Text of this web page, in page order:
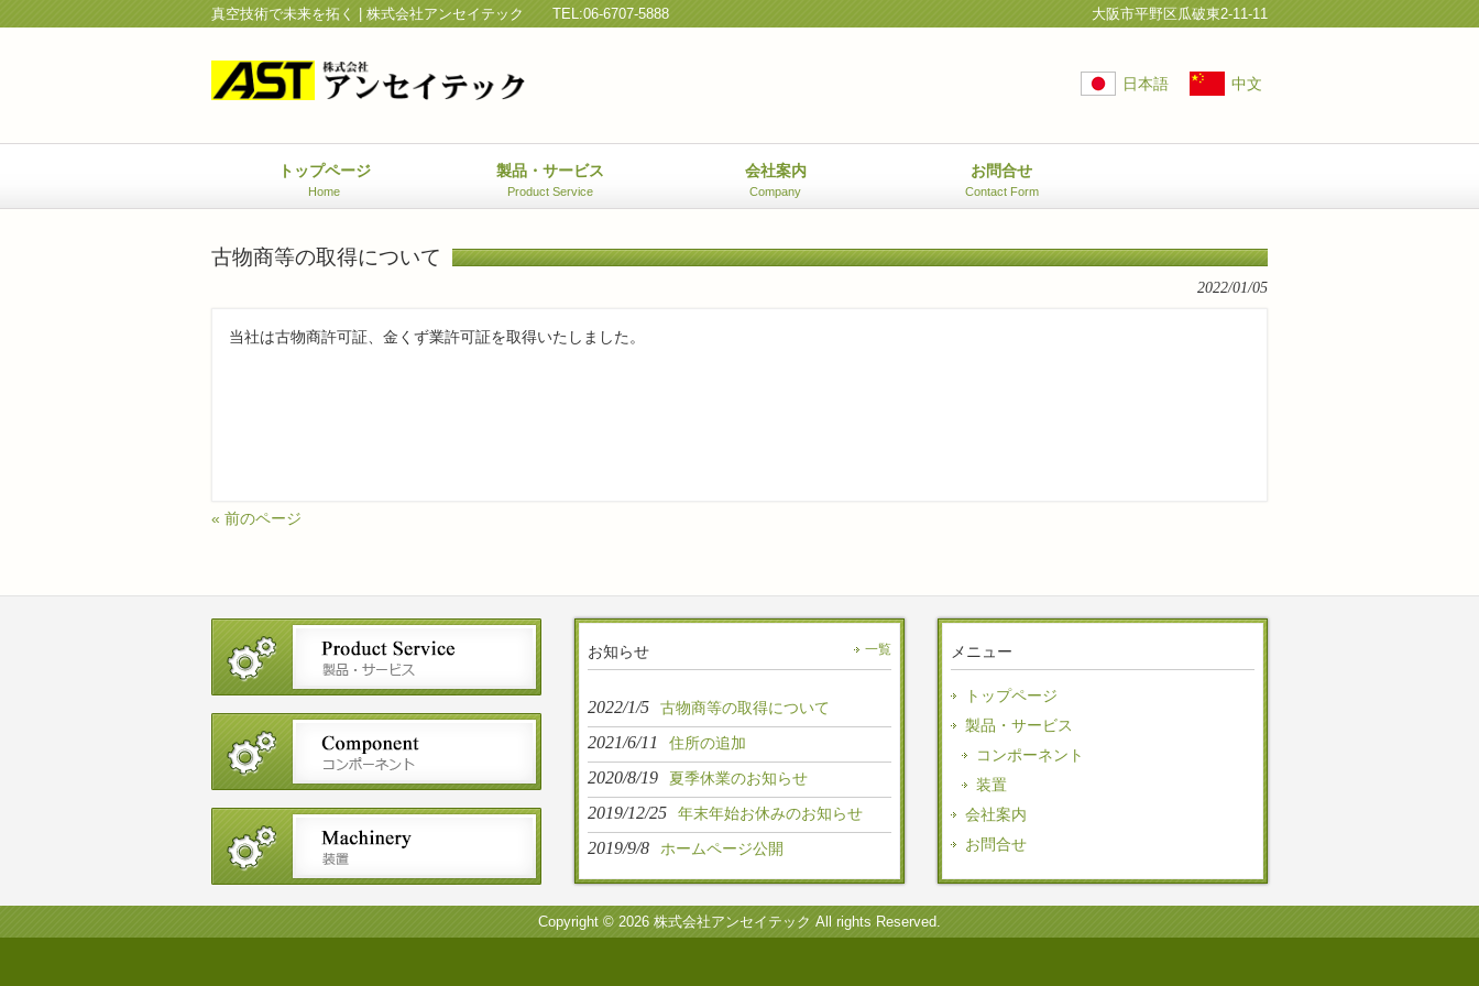
真空技術で未来を拓く | 株式会社アンセイテック TEL:06-6707-5888 大阪市平野区瓜破東2-11-11
日本語 中文
トップページ
Home
製品・サービス
Product Service
会社案内
Company
お問合せ
Contact Form
古物商等の取得について
2022/01/05
当社は古物商許可証、金くず業許可証を取得いたしました。
« 前のページ
お知らせ 一覧
2022/1/5 古物商等の取得について
2021/6/11 住所の追加
2020/8/19 夏季休業のお知らせ
2019/12/25 年末年始お休みのお知らせ
2019/9/8 ホームページ公開
メニュー
トップページ
製品・サービス
コンポーネント
装置
会社案内
お問合せ
Copyright © 2026 株式会社アンセイテック All rights Reserved.